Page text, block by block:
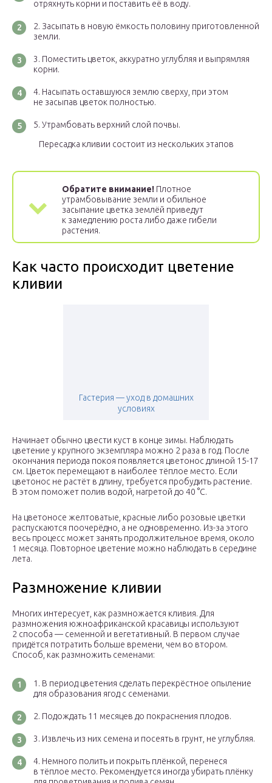
отряхнуть корни и поставить её в воду.
Засыпать в новую ёмкость половину приготовленной
земли.
Поместить цветок, аккуратно углубляя и выпрямляя
корни.
Насыпать оставшуюся землю сверху, при этом
не засыпав цветок полностью.
Утрамбовать верхний слой почвы.
Пересадка кливии состоит из нескольких этапов
Обратите внимание! Плотное
утрамбовывание земли и обильное
засыпание цветка землёй приведут
к замедлению роста либо даже гибели
растения.
Как часто происходит цветение
кливии
Гастерия — уход в домашних
условиях
Начинает обычно цвести куст в конце зимы. Наблюдать
цветение у крупного экземпляра можно 2 раза в год. После
окончания периода покоя появляется цветонос длиной 15-17
см. Цветок перемещают в наиболее тёплое место. Если
цветонос не растёт в длину, требуется пробудить растение.
В этом поможет полив водой, нагретой до 40 °C.
На цветоносе желтоватые, красные либо розовые цветки
распускаются поочерёдно, а не одновременно. Из-за этого
весь процесс может занять продолжительное время, около
1 месяца. Повторное цветение можно наблюдать в середине
лета.
Размножение кливии
Многих интересует, как размножается кливия. Для
размножения южноафриканской красавицы используют
2 способа — семенной и вегетативный. В первом случае
придётся потратить больше времени, чем во втором.
Способ, как размножить семенами:
В период цветения сделать перекрёстное опыление
для образования ягод с семенами.
Подождать 11 месяцев до покраснения плодов.
Извлечь из них семена и посеять в грунт, не углубляя.
Немного полить и покрыть плёнкой, перенеся
в тёплое место. Рекомендуется иногда убирать плёнку